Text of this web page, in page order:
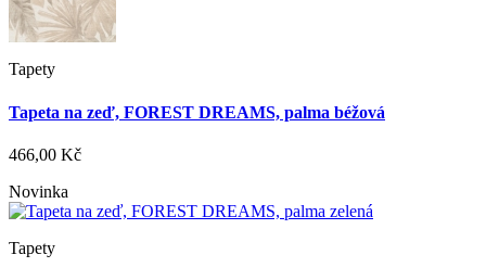
Tapety
Tapeta na zeď, FOREST DREAMS, palma béžová
466,00 Kč
Novinka
Tapety